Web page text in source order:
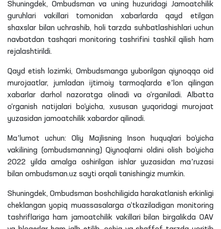
Shuningdek, Ombudsman va uning huzuridagi Jamoatchilik
guruhlari vakillari tomonidan xabarlarda qayd etilgan
shaxslar bilan uchrashib, holi tarzda suhbatlashishlari uchun
navbatdan tashqari monitoring tashrifini tashkil qilish ham
rejalashtirildi.
Qayd etish lozimki, Ombudsmanga yuborilgan qiynoqqa oid
murojaatlar, jumladan ijtimoiy tarmoqlarda eʼlon qilingan
xabarlar darhol nazoratga olinadi va o‘rganiladi. Albatta
o‘rganish natijalari bo‘yicha, xususan yuqoridagi murojaat
yuzasidan jamoatchilik xabardor qilinadi.
Maʼlumot uchun: Oliy Majlisning Inson huquqlari bo‘yicha
vakilining (ombudsmanning) Qiynoqlarni oldini olish bo‘yicha
2022 yilda amalga oshirilgan ishlar yuzasidan maʼruzasi
bilan ombudsman.uz sayti orqali tanishingiz mumkin.
Shuningdek, Ombudsman boshchiligida harakatlanish erkinligi
cheklangan yopiq muassasalarga o‘tkaziladigan monitoring
tashriflariga ham jamoatchilik vakillari bilan birgalikda OAV